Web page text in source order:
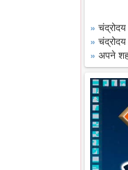
»
»
» अपने